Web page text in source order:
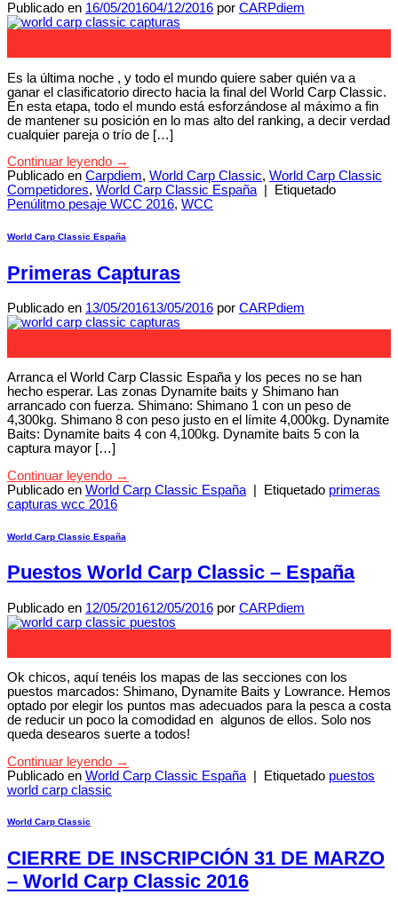
Publicado en 16/05/201604/12/2016 por CARPdiem
Es la última noche , y todo el mundo quiere saber quién va a
ganar el clasificatorio directo hacia la final del World Carp Classic.
En esta etapa, todo el mundo está esforzándose al máximo a fin
de mantener su posición en lo mas alto del ranking, a decir verdad
cualquier pareja o trío de […]
Continuar leyendo →
Publicado en Carpdiem, World Carp Classic, World Carp Classic
Competidores, World Carp Classic España
Etiquetado
Penúlitmo pesaje WCC 2016, WCC
World Carp Classic España
Primeras Capturas
Publicado en 13/05/201613/05/2016 por CARPdiem
Arranca el World Carp Classic España y los peces no se han
hecho esperar. Las zonas Dynamite baits y Shimano han
arrancado con fuerza. Shimano: Shimano 1 con un peso de
4,300kg. Shimano 8 con peso justo en el límite 4,000kg. Dynamite
Baits: Dynamite baits 4 con 4,100kg. Dynamite baits 5 con la
captura mayor […]
Continuar leyendo →
Publicado en World Carp Classic España Etiquetado primeras
capturas wcc 2016
World Carp Classic España
Puestos World Carp Classic – España
Publicado en 12/05/201612/05/2016 por CARPdiem
Ok chicos, aquí tenéis los mapas de las secciones con los
puestos marcados: Shimano, Dynamite Baits y Lowrance. Hemos
optado por elegir los puntos mas adecuados para la pesca a costa
de reducir un poco la comodidad en algunos de ellos. Solo nos
queda desearos suerte a todos!
Continuar leyendo →
Publicado en World Carp Classic España Etiquetado puestos
world carp classic
World Carp Classic
CIERRE DE INSCRIPCIÓN 31 DE MARZO
– World Carp Classic 2016